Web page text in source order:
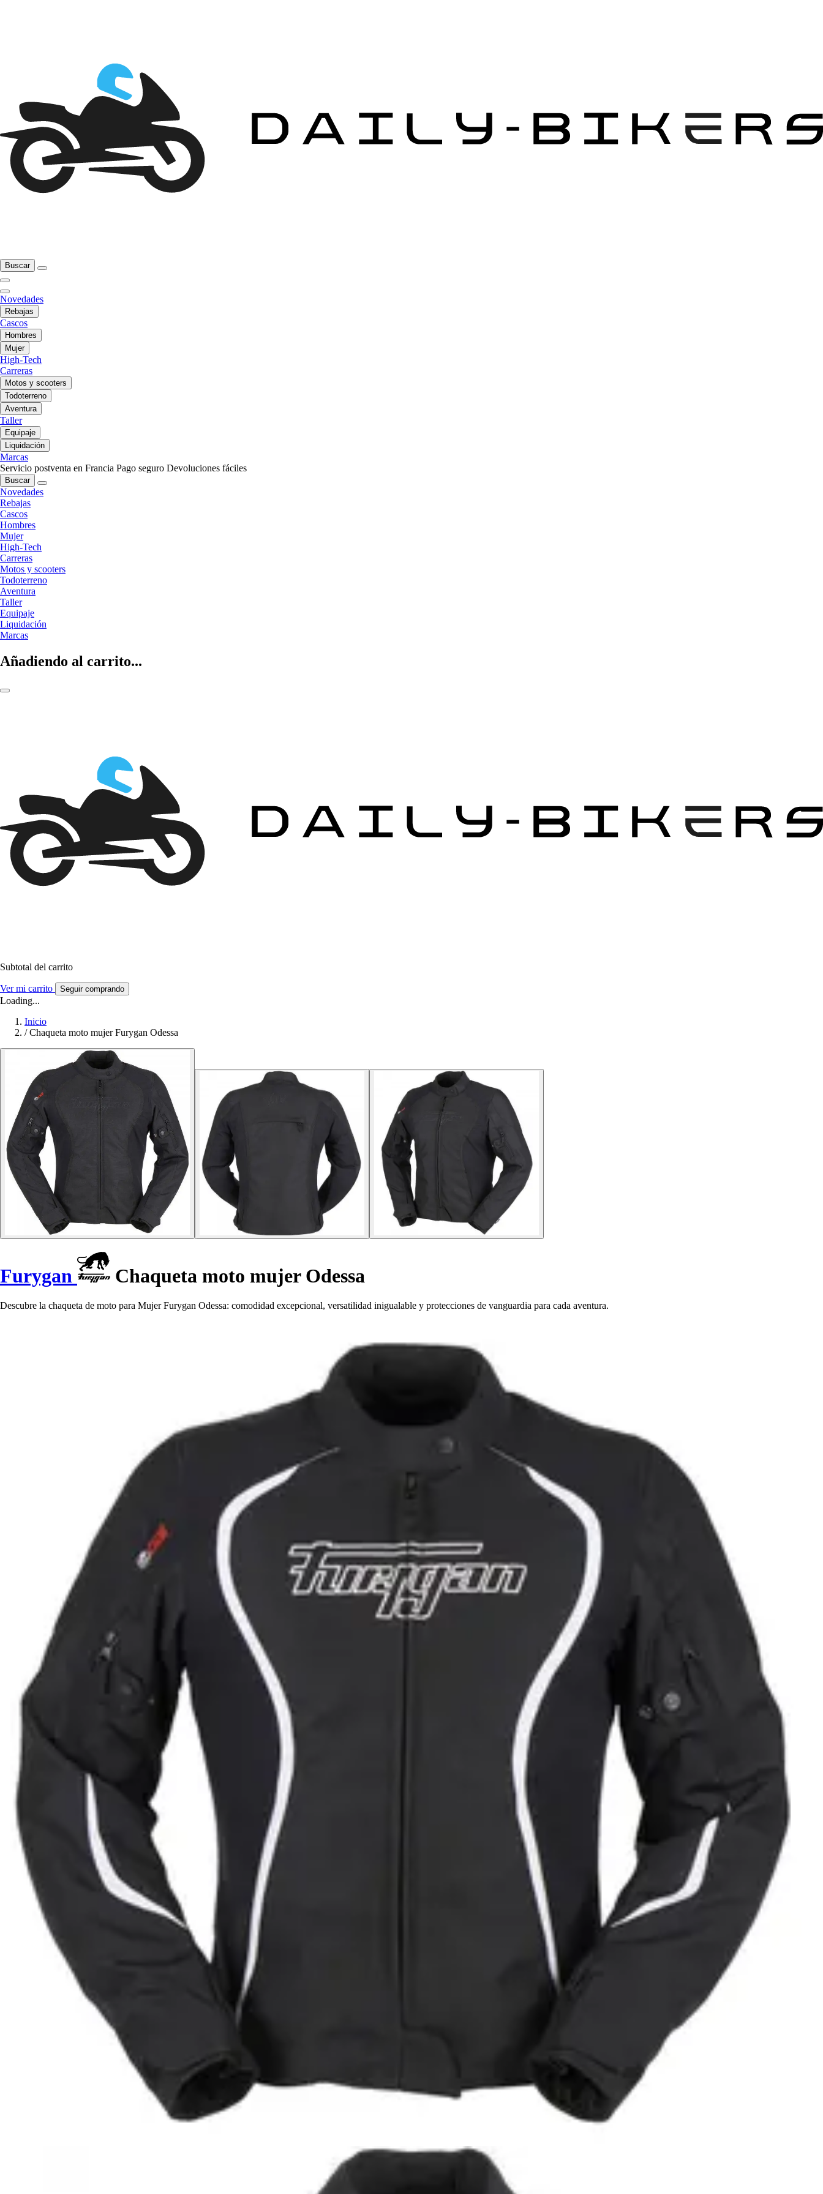
Buscar
Novedades
Rebajas
Cascos
Hombres
Mujer
High-Tech
Carreras
Motos y scooters
Todoterreno
Aventura
Taller
Equipaje
Liquidación
Marcas
Servicio postventa en Francia Pago seguro Devoluciones fáciles
Buscar
Novedades
Rebajas
Cascos
Hombres
Mujer
High-Tech
Carreras
Motos y scooters
Todoterreno
Aventura
Taller
Equipaje
Liquidación
Marcas
Añadiendo al carrito...
Subtotal del carrito
Ver mi carrito Seguir comprando
Loading...
Inicio
/ Chaqueta moto mujer Furygan Odessa
Furygan Chaqueta moto mujer Odessa
Descubre la chaqueta de moto para Mujer Furygan Odessa: comodidad excepcional, versatilidad inigualable y protecciones de vanguardia para cada aventura.